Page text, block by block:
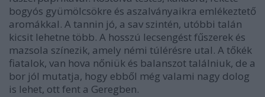
bogyós gyümölcsökre és aszalványaikra emlékeztető
aromákkal. A tannin jó, a sav szintén, utóbbi talán
kicsit lehetne több. A hosszú lecsengést fűszerek és
mazsola színezik, amely némi túlérésre utal. A tőkék
fiatalok, van hova nőniük és balanszot találniuk, de a
bor jól mutatja, hogy ebből még valami nagy dolog
is lehet, ott fent a Geregben.